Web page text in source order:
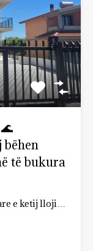
të bukura
e ketij lloji…